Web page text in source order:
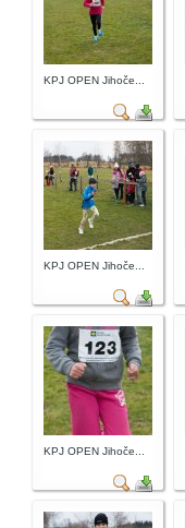
KPJ OPEN Jihoče...
KPJ OPEN Jihoče...
KPJ OPEN Jihoče...